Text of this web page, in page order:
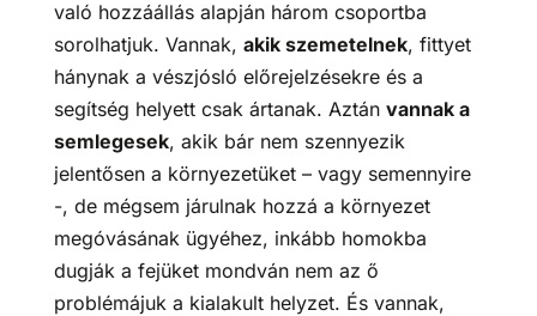
való hozzáállás alapján három csoportba
sorolhatjuk. Vannak, akik szemetelnek, fittyet
hánynak a vészjósló előrejelzésekre és a
segítség helyett csak ártanak. Aztán vannak a
semlegesek, akik bár nem szennyezik
jelentősen a környezetüket – vagy semennyire
-, de mégsem járulnak hozzá a környezet
megóvásának ügyéhez, inkább homokba
dugják a fejüket mondván nem az ő
problémájuk a kialakult helyzet. És vannak,